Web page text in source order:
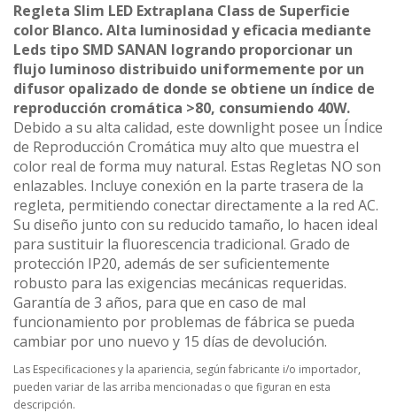
Regleta Slim LED Extraplana Class de Superficie
color Blanco. Alta luminosidad y eficacia mediante
Leds tipo SMD SANAN logrando proporcionar un
flujo luminoso distribuido uniformemente por un
difusor opalizado de donde se obtiene un índice de
reproducción cromática >80, consumiendo 40W.
Debido a su alta calidad, este downlight posee un Índice
de Reproducción Cromática muy alto que muestra el
color real de forma muy natural. Estas Regletas NO son
enlazables. Incluye conexión en la parte trasera de la
regleta, permitiendo conectar directamente a la red AC.
Su diseño junto con su reducido tamaño, lo hacen ideal
para sustituir la fluorescencia tradicional. Grado de
protección IP20, además de ser suficientemente
robusto para las exigencias mecánicas requeridas.
Garantía de 3 años, para que en caso de mal
funcionamiento por problemas de fábrica se pueda
cambiar por uno nuevo y 15 días de devolución.
Las Especificaciones y la apariencia, según fabricante i/o importador,
pueden variar de las arriba mencionadas o que figuran en esta
descripción.